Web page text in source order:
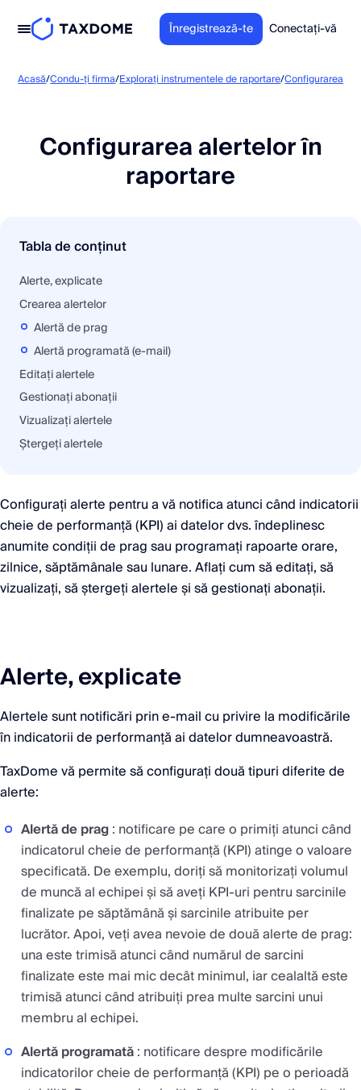
Înregistrează-te Conectați-vă
Acasă/Condu-ți firma/Explorați instrumentele de raportare/Configurarea
Configurarea alertelor în
raportare
Tabla de conținut
Alerte, explicate
Crearea alertelor
Alertă de prag
Alertă programată (e-mail)
Editați alertele
Gestionați abonații
Vizualizați alertele
Ștergeți alertele
Configurați alerte pentru a vă notifica atunci când indicatorii
cheie de performanță (KPI) ai datelor dvs. îndeplinesc
anumite condiții de prag sau programați rapoarte orare,
zilnice, săptămânale sau lunare. Aflați cum să editați, să
vizualizați, să ștergeți alertele și să gestionați abonații.
Alerte, explicate
Alertele sunt notificări prin e-mail cu privire la modificările
în indicatorii de performanță ai datelor dumneavoastră.
TaxDome vă permite să configurați două tipuri diferite de
alerte:
Alertă de prag: notificare pe care o primiți atunci când
indicatorul cheie de performanță (KPI) atinge o valoare
specificată. De exemplu, doriți să monitorizați volumul
de muncă al echipei și să aveți KPI-uri pentru sarcinile
finalizate pe săptămână și sarcinile atribuite per
lucrător. Apoi, veți avea nevoie de două alerte de prag:
una este trimisă atunci când numărul de sarcini
finalizate este mai mic decât minimul, iar cealaltă este
trimisă atunci când atribuiți prea multe sarcini unui
membru al echipei.
Alertă programată: notificare despre modificările
indicatorilor cheie de performanță (KPI) pe o perioadă